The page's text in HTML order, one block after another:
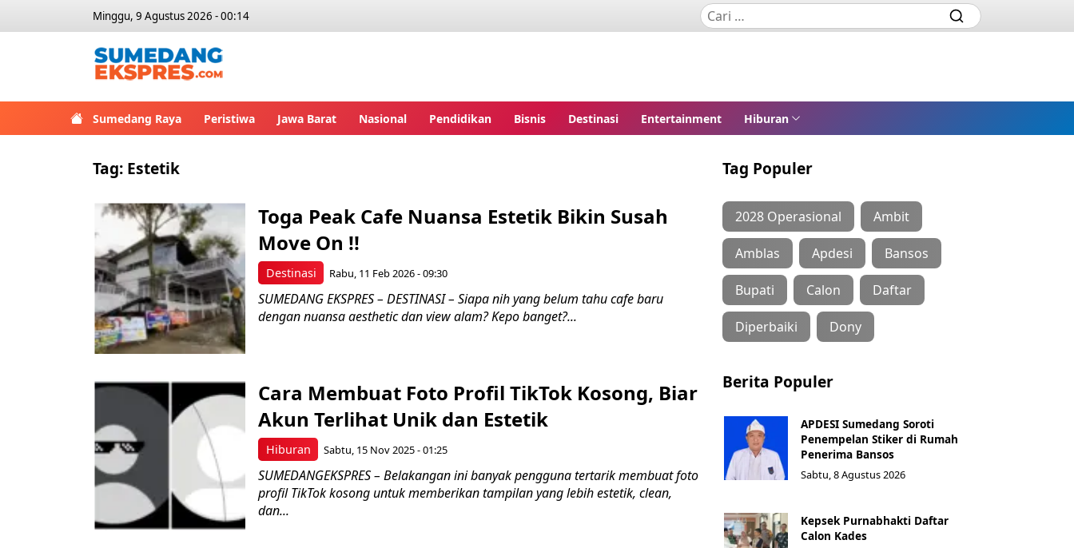
Minggu, 9 Agustus 2026 - 00:14
Sumedang Raya Peristiwa Jawa Barat Nasional Pendidikan Bisnis Destinasi Entertainment Hiburan
Tag: Estetik
Destinasi
Toga Peak Cafe Nuansa Estetik Bikin Susah
Move On !!
Rabu, 11 Feb 2026 - 09:30
SUMEDANG EKSPRES – DESTINASI – Siapa nih yang belum tahu cafe baru
dengan nuansa aesthetic dan view alam? Kepo banget?...
Hiburan
Cara Membuat Foto Profil TikTok Kosong, Biar
Akun Terlihat Unik dan Estetik
Sabtu, 15 Nov 2025 - 01:25
SUMEDANGEKSPRES – Belakangan ini banyak pengguna tertarik membuat foto
profil TikTok kosong untuk memberikan tampilan yang lebih estetik, clean,
dan...
Tag Populer
2028 Operasional Ambit
Amblas Apdesi Bansos
Bupati Calon Daftar
Diperbaiki Dony
Berita Populer
APDESI Sumedang Soroti
Penempelan Stiker di Rumah
Penerima Bansos
Sabtu, 8 Agustus 2026
Kepsek Purnabhakti Daftar
Calon Kades